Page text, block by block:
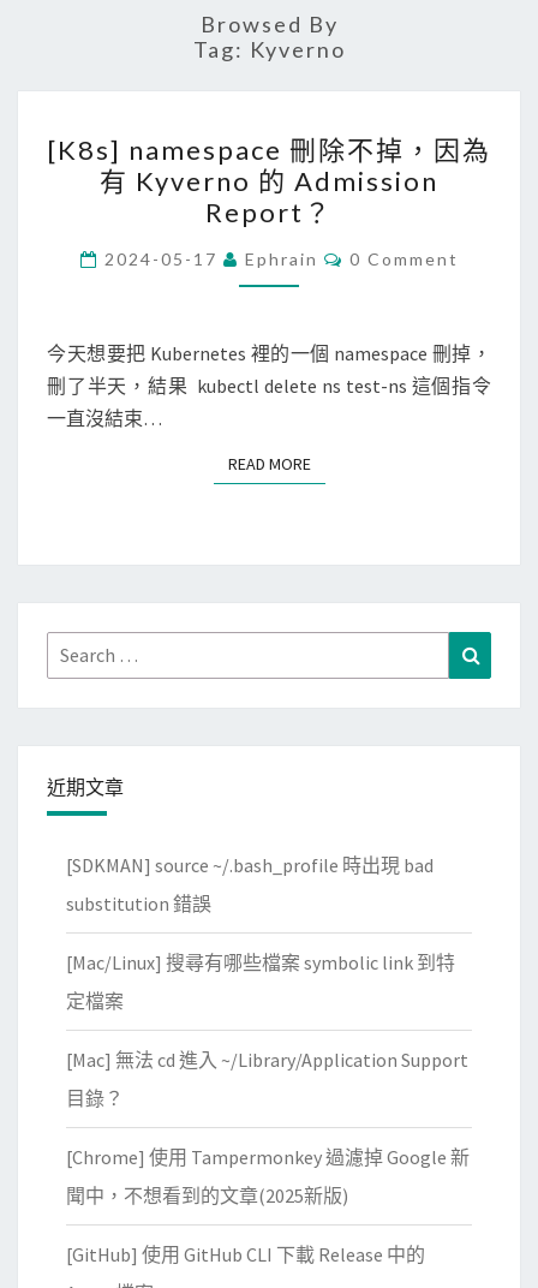
Browsed By
Tag: Kyverno
K
8
s
]
n
m
e
a
掉
，
因
y
e
r
o
的
d
m
i
s
s
[K8s] namespace 刪除不掉，因為
有 Kyverno 的 Admission
Report？
2024-05-17 Ephrain
C
N
S
0 Comment
今天想要把 Kubernetes 裡的一個 namespace 刪掉，
刪了半天，結果 kubectl delete ns test-ns 這個指令
一直沒結束…
READ MOREREAD MORE
Search
for:
近期文章
[SDKMAN] source ~/.bash_profile 時出現 bad
substitution 錯誤
[Mac/Linux] 搜尋有哪些檔案 symbolic link 到特
定檔案
[Mac] 無法 cd 進入 ~/Library/Application Support
目錄？
[Chrome] 使用 Tampermonkey 過濾掉 Google 新
聞中，不想看到的文章(2025新版)
[GitHub] 使用 GitHub CLI 下載 Release 中的